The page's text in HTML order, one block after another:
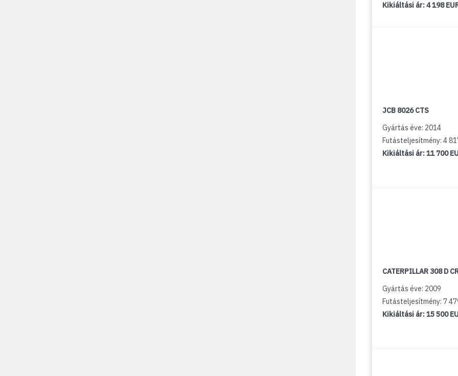
Kikiáltási ár:4 198
JCB 8026 CTS
Gyártás éve: 2014
Futásteljesítmény: 4
Kikiáltási ár:11 700
CATERPILLAR 308 D
Gyártás éve: 2009
Futásteljesítmény: 7
Kikiáltási ár:15 500